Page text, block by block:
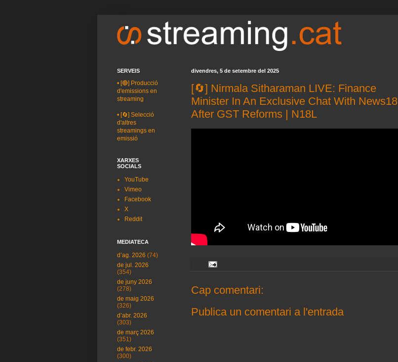
divendres, 5 de setembre del 2025
[🔄] Nirmala Sitharaman LIVE: Finance
Minister In An Exclusive Chat With News18
After GST Reforms | N18L
Cap comentari:
Publica un comentari a l'entrada
SERVEIS
• [🔴] Producció
d'emissions en
streaming
• [🔄] Selecció
d'altres
streamings en
emissió
XARXES
SOCIALS
YouTube
Vimeo
Facebook
X
Reddit
MEDIATECA
d’ag. 2026 (74)
de jul. 2026
(354)
de juny 2026
(278)
de maig 2026
(326)
d’abr. 2026
(303)
de març 2026
(351)
de febr. 2026
(300)